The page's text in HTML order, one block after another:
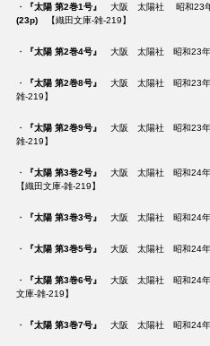
・ 『太陽 第2巻1号』 大阪 太陽社 昭和23
(23p)【織田文庫-雑-219】
・ 『太陽 第2巻4号』 大阪 太陽社 昭和23年
・ 『太陽 第2巻8号』 大阪 太陽社 昭和23
雑-219】
・ 『太陽 第2巻9号』 大阪 太陽社 昭和23
雑-219】
・ 『太陽 第3巻2号』 大阪 太陽社 昭和24
【織田文庫-雑-219】
・ 『太陽 第3巻3号』 大阪 太陽社 昭和24年
・ 『太陽 第3巻5号』 大阪 太陽社 昭和24年
・ 『太陽 第3巻6号』 大阪 太陽社 昭和24
文庫-雑-219】
・ 『太陽 第3巻7号』 大阪 太陽社 昭和24年